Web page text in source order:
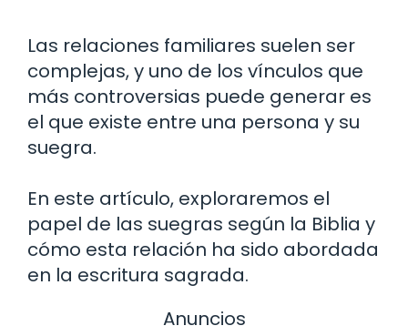
Las relaciones familiares suelen ser
complejas, y uno de los vínculos que
más controversias puede generar es
el que existe entre una persona y su
suegra.
En este artículo, exploraremos el
papel de las suegras según la Biblia y
cómo esta relación ha sido abordada
en la escritura sagrada.
Anuncios